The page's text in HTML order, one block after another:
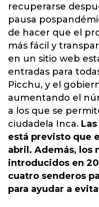
recuperarse
pausa
de hacer que el
más fácil y
en un sitio web
entradas para
Picchu, y el
aumentando el
a los que se
ciudadela Inca.
está previsto que
abril. Además, los
introducidos en
cuatro senderos
para ayudar a